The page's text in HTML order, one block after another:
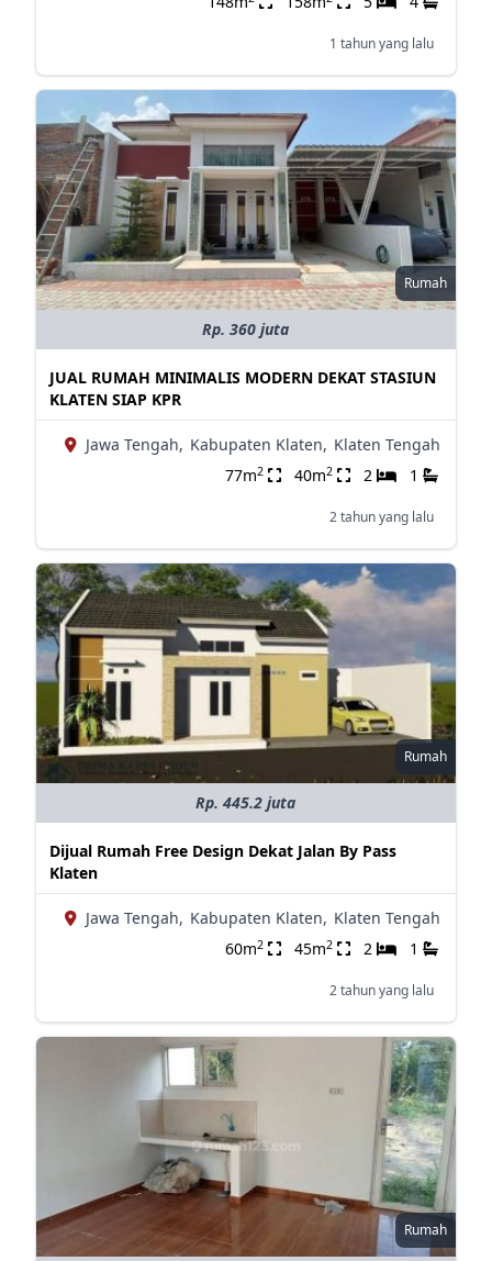
1 tahun yang lalu
Rumah
Rp. 360 juta
JUAL RUMAH MINIMALIS MODERN DEKAT STASIUN
KLATEN SIAP KPR
Jawa Tengah, Kabupaten Klaten, Klaten Tengah
77m2 40m2 2 1
2 tahun yang lalu
Rumah
Rp. 445.2 juta
Dijual Rumah Free Design Dekat Jalan By Pass
Klaten
Jawa Tengah, Kabupaten Klaten, Klaten Tengah
60m2 45m2 2 1
2 tahun yang lalu
Rumah